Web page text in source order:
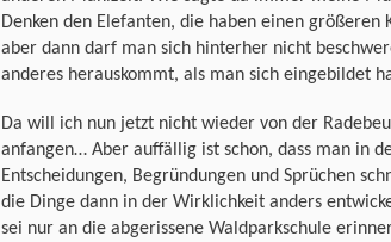
Denken den Elefanten, die haben einen größeren
aber dann darf man sich hinterher nicht
anderes herauskommt, als man sich eingebildet
Da will ich nun jetzt nicht wieder von der
anfangen… Aber auffällig ist schon, dass man in
Entscheidungen, Begründungen und Sprüchen
die Dinge dann in der Wirklichkeit anders
sei nur an die abgerissene Waldparkschule